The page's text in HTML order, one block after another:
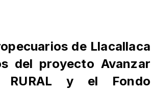
de Llacallaca
del proyecto Avanzar
RURAL y el Fondo